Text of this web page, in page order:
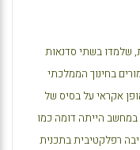
שלמדו בשתי סדנאות
בחינוך הממלכתי
אקראי על בסיס של
במחשב הייתה דומה כמו
רפלקטיבית בתכנית